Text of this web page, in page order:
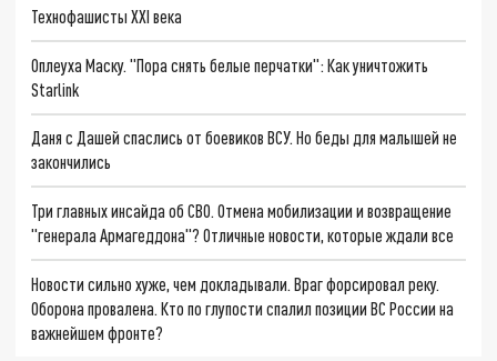
Технофашисты XXI века
Оплеуха Маску. "Пора снять белые перчатки": Как уничтожить
Starlink
Даня с Дашей спаслись от боевиков ВСУ. Но беды для малышей не
закончились
Три главных инсайда об СВО. Отмена мобилизации и возвращение
"генерала Армагеддона"? Отличные новости, которые ждали все
Новости сильно хуже, чем докладывали. Враг форсировал реку.
Оборона провалена. Кто по глупости спалил позиции ВС России на
важнейшем фронте?